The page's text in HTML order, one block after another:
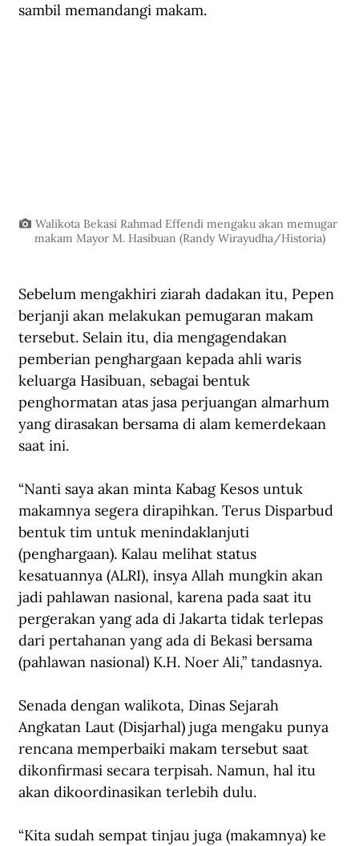
sambil memandangi makam.
Walikota Bekasi Rahmad Effendi mengaku akan memugar
makam Mayor M. Hasibuan (Randy Wirayudha/Historia)
Sebelum mengakhiri ziarah dadakan itu, Pepen
berjanji akan melakukan pemugaran makam
tersebut. Selain itu, dia mengagendakan
pemberian penghargaan kepada ahli waris
keluarga Hasibuan, sebagai bentuk
penghormatan atas jasa perjuangan almarhum
yang dirasakan bersama di alam kemerdekaan
saat ini.
“Nanti saya akan minta Kabag Kesos untuk
makamnya segera dirapihkan. Terus Disparbud
bentuk tim untuk menindaklanjuti
(penghargaan). Kalau melihat status
kesatuannya (ALRI), insya Allah mungkin akan
jadi pahlawan nasional, karena pada saat itu
pergerakan yang ada di Jakarta tidak terlepas
dari pertahanan yang ada di Bekasi bersama
(pahlawan nasional) K.H. Noer Ali,” tandasnya.
Senada dengan walikota, Dinas Sejarah
Angkatan Laut (Disjarhal) juga mengaku punya
rencana memperbaiki makam tersebut saat
dikonfirmasi secara terpisah. Namun, hal itu
akan dikoordinasikan terlebih dulu.
“Kita sudah sempat tinjau juga (makamnya) ke